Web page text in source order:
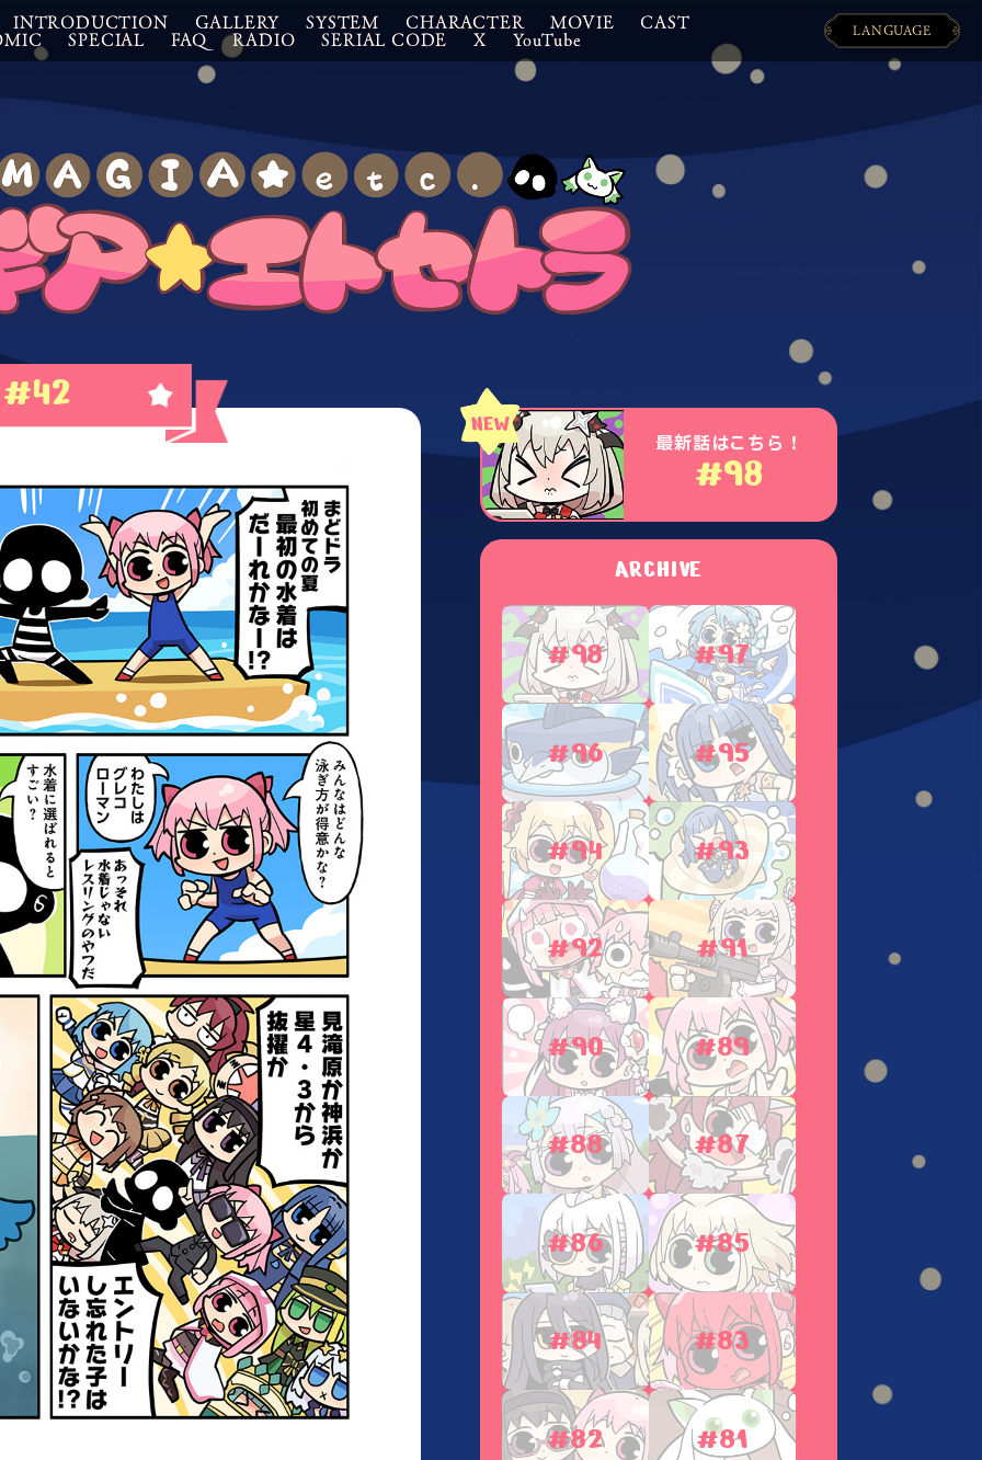
INTRODUCTION GALLERY SYSTEM CHARACTER MOVIE
CAST
SPECIAL FAQ RADIO SERIAL CODE X YouTube
LANGUAGE
日本語
#42
最新話はこちら！
#98
ARCHIVE
#98 #97
#96 #95
#94 #93
#92 #91
#90 #89
#88 #87
#86 #85
#84 #83
#82 #81